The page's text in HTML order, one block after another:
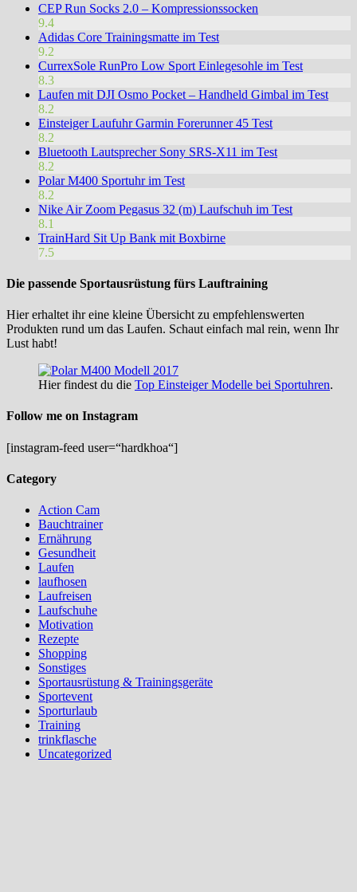
CEP Run Socks 2.0 – Kompressionssocken
9.4
Adidas Core Trainingsmatte im Test
9.2
CurrexSole RunPro Low Sport Einlegesohle im Test
8.3
Laufen mit DJI Osmo Pocket – Handheld Gimbal im Test
8.2
Einsteiger Laufuhr Garmin Forerunner 45 Test
8.2
Bluetooth Lautsprecher Sony SRS-X11 im Test
8.2
Polar M400 Sportuhr im Test
8.2
Nike Air Zoom Pegasus 32 (m) Laufschuh im Test
8.1
TrainHard Sit Up Bank mit Boxbirne
7.5
Die passende Sportausrüstung fürs Lauftraining
Hier erhaltet ihr eine kleine Übersicht zu empfehlenswerten
Produkten rund um das Laufen. Schaut einfach mal rein, wenn Ihr
Lust habt!
Hier findest du die Top Einsteiger Modelle bei Sportuhren.
Follow me on Instagram
[instagram-feed user=“hardkhoa“]
Category
Action Cam
Bauchtrainer
Ernährung
Gesundheit
Laufen
laufhosen
Laufreisen
Laufschuhe
Motivation
Rezepte
Shopping
Sonstiges
Sportausrüstung & Trainingsgeräte
Sportevent
Sporturlaub
Training
trinkflasche
Uncategorized